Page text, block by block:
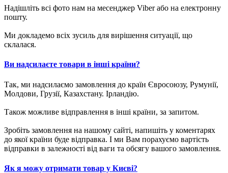
Надішліть всі фото нам на месенджер Viber або на електронну
пошту.
Ми докладемо всіх зусиль для вирішення ситуації, що
склалася.
Ви надсилаєте товари в інші країни?
Так, ми надсилаємо замовлення до країн Євросоюзу, Румунії,
Молдови, Грузії, Казахстану. Ірландію.
Також можливе відправлення в інші країни, за запитом.
Зробіть замовлення на нашому сайті, напишіть у коментарях
до якої країни буде відправка. І ми Вам порахуємо вартість
відправки в залежності від ваги та обсягу вашого замовлення.
Як я можу отримати товар у Києві?